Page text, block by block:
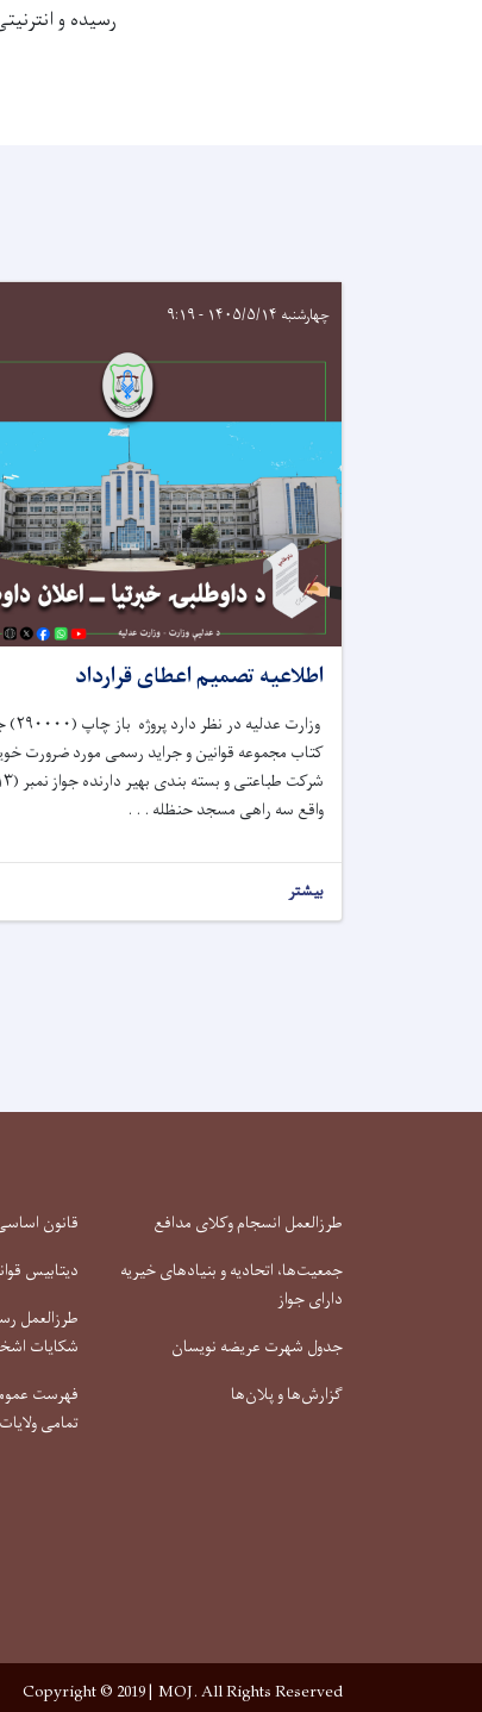
رسیده و
چهارشنبه ۱۴۰۵/۵/۱۴ - ۹:۱۹
اطلاعیه تصمیم اعطای قرارداد
وزارت عدلیه در نظر دارد پروژه باز چاپ (۲۹۰۰۰۰)
کتاب مجموعه قوانین و جراید رسمی مورد ضرورت
شرکت طباعتی و بسته بندی بهیردارنده جواز نمبر (
واقع سه راهی مسجد حنظله . . .
بیشتر
طرزالعمل انسجام وکلای مدافع
جمعیت‌ها، اتحادیه و بنیادهای خیریه
دارای جواز
جدول شهرت عریضه نویسان
گزارش‌ها و پلان‌ها
قانون
دیتابیس
طرزالعمل
شکایات
فهرست
تمامی
Copyright © 2019 | MOJ. All Rights Reserved